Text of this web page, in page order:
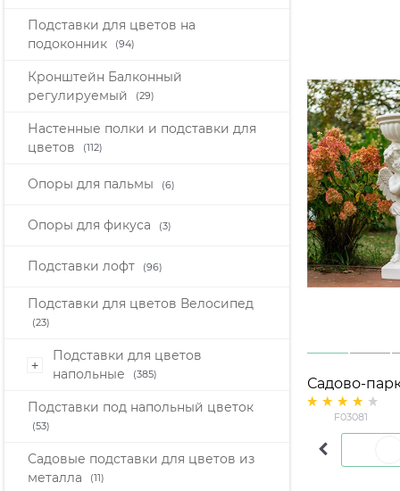
Подставки для цветов на
подоконник
(94)
Кронштейн Балконный
регулируемый
(29)
Настенные полки и подставки для
цветов
(112)
Опоры для пальмы (6)
Опоры для фикуса (3)
Подставки лофт (96)
Подставки для цветов Велосипед
(23)
+
Подставки для цветов
напольные
(385)
Подставки под напольный цветок
(53)
Садовые подставки для цветов из
металла
(11)
Садово-
скульптура
F03081
90см
F03081
Белый с золотым